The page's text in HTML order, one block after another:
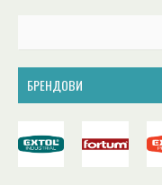
БРЕНДОВИ